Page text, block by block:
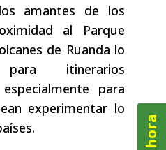
amantes de los
al Parque
de Ruanda lo
itinerarios
para
experimentar lo